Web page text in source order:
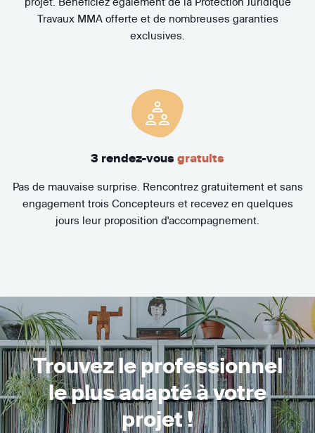
Travaux MMA offerte et de nombreuses garanties
exclusives.
3 rendez-vous gratuits
Pas de mauvaise surprise. Rencontrez gratuitement et sans
engagement trois Concepteurs et recevez en quelques
jours leur proposition d'accompagnement.
Trouvez le professionnel
le plus adapté à votre
projet !